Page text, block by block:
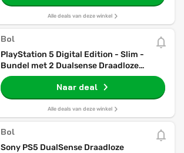
Alle deals van deze winkel
Bol
PlayStation 5 Digital Edition - Slim -
Bundel met 2 Dualsense Draadloze
Controllers
Naar deal
Alle deals van deze winkel
Bol
Sony PS5 DualSense Draadloze